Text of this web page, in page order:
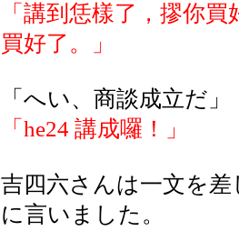
「講到恁樣了，摎你
買好了。」
「へい、商談成立だ」
「 he24 講成囉！」
吉四六さんは一文を
に言いました。